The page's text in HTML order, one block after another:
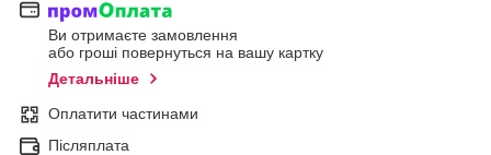
Ви отримаєте замовлення
або гроші повернуться на вашу картку
Детальніше
Оплатити частинами
Післяплата